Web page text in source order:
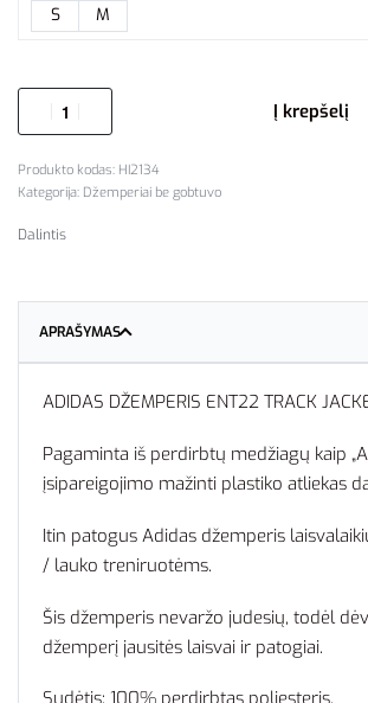
S M
Į krepšelį
HI2134
Kategorija: Džemperiai be gobtuvo
Dalintis
APRAŠYMAS
ADIDAS DŽEMPERIS ENT22 TRACK
Pagaminta iš perdirbtų medžiagų kaip
įsipareigojimo mažinti plastiko atliekas
Itin patogus Adidas džemperis
/ lauko treniruotėms.
Šis džemperis nevaržo judesių, todėl
džemperį jausitės laisvai ir patogiai.